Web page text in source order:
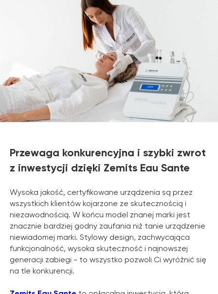
Przewaga konkurencyjna i szybki zwrot
z inwestycji dzięki Zemits Eau Sante
Wysoka jakość, certyfikowane urządzenia są przez
wszystkich klientów kojarzone ze skutecznością i
niezawodnością. W końcu model znanej marki jest
znacznie bardziej godny zaufania niż tanie urządzenie
niewiadomej marki. Stylowy design, zachwycająca
funkcjonalność, wysoka skuteczność i najnowszej
generacji zabiegi - to wszystko pozwoli Ci wyróżnić się
na tle konkurencji.